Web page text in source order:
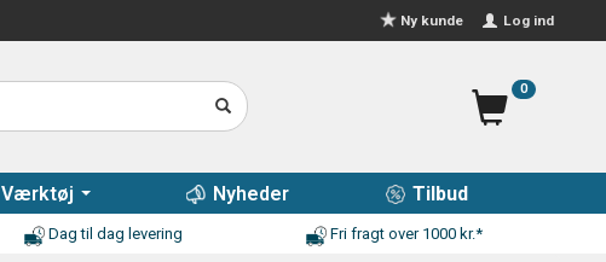
Log ind
Ny kunde
0
Værktøj Nyheder Tilbud
Dag til dag levering Fri fragt over 1000 kr.*